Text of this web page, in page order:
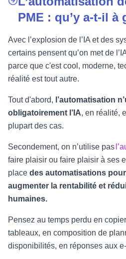
PME : qu’y a-t-il à
Avec l’explosion de l’IA et des
certains pensent qu’on met de
parce que c'est cool, moderne,
réalité est tout autre.
Tout d'abord, l’automatisation
obligatoirement l’IA, en réalité,
plupart des cas.
Secondement, on n’utilise pas
faire plaisir ou faire plaisir à ses
place des automatisations
augmenter la rentabilité et
humaines.
Pensez au temps perdu en
tableaux, en composition de
disponibilités, en réponses aux